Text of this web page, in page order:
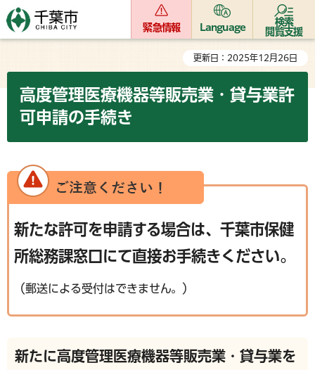
緊急情報 Language
検索
閲覧支援
更新日：2025年12月26日
高度管理医療機器等販売業・貸与業許
可申請の手続き
新たな許可を申請する場合は、千葉市保健
所総務課窓口にて直接お手続きください。
（郵送による受付はできません。）
新たに高度管理医療機器等販売業・貸与業を